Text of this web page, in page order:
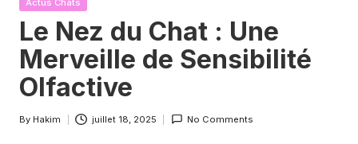
s
i
o
n
C
Le Nez du Chat : Une
Merveille de Sensibilité
Olfactive
Posted
By Hakim juillet 18, 2025 No Comments